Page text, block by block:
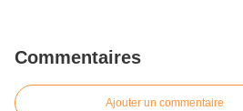
Commentaires
Ajouter un commentaire